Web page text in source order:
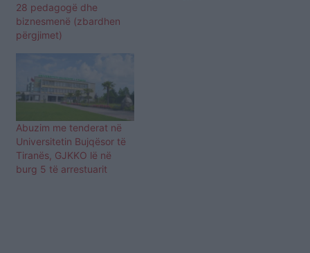
28 pedagogë dhe
biznesmenë (zbardhen
përgjimet)
Abuzim me tenderat në
Universitetin Bujqësor të
Tiranës, GJKKO lë në
burg 5 të arrestuarit